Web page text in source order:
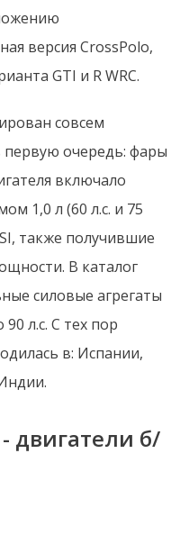
версия CrossPolo,
GTI и R WRC.
совсем
первую очередь: фары
включало
1,0 л (60 л.с. и 75
также получившие
В каталог
силовые агрегаты
л.с. С тех пор
в: Испании,
двигатели б/